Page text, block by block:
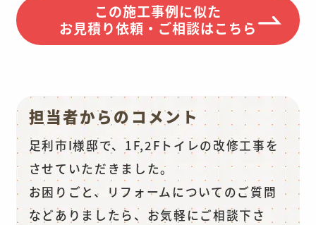
この施工事例に似た
お見積り依頼・ご相談はこちら
担当者からのコメント
足利市I様邸で、1F,2Fトイレの改修工事を
させていただきました。
お困りごと、リフォームについてのご質問
などありましたら、お気軽にご相談下さ